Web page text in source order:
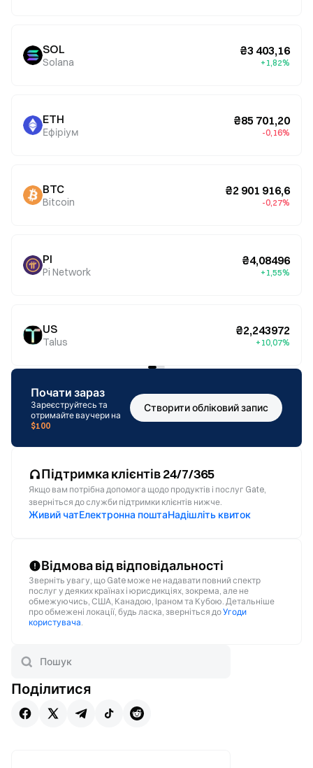
SOL
Solana
₴3 403,16
+1,82%
ETH
Ефіріум
₴85 701,20
-0,16%
BTC
Bitcoin
₴2 901 916,6
-0,27%
PI
Pi Network
₴4,08496
+1,55%
US
Talus
₴2,243972
+10,07%
Почати зараз
Зареєструйтесь та
отримайте ваучери на
$100
Створити обліковий запис
Підтримка клієнтів 24/7/365
Якщо вам потрібна допомога щодо продуктів і послуг Gate,
зверніться до служби підтримки клієнтів нижче.
Живий чатЕлектронна поштаНадішліть квиток
Відмова від відповідальності
Зверніть увагу, що Gate може не надавати повний спектр
послуг у деяких країнах і юрисдикціях, зокрема, але не
обмежуючись, США, Канадою, Іраном та Кубою. Детальніше
про обмежені локації, будь ласка, зверніться доУгоди
користувача.
Поділитися